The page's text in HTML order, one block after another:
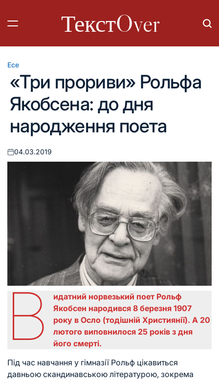
вмісту
ТекстOver
Опублікувати
Есе
«Три прориви» Рольфа
Якобсена: до дня
народження поета
Оприлюднено
04.03.2019
В
идатний норвезький поет Рольф
Якобсен народився 8 березня 1907
року в Осло (тодішній Християнії). А 20
лютого виповнилося 25 років з дня
його смерті.
Під час навчання у гімназії Рольф цікавиться
давньою скандинавською літературою, зокрема